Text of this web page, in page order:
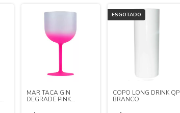
MAR TACA GIN
DEGRADE PINK
ESGOTADO
COPO LONG DRINK QP
BRANCO